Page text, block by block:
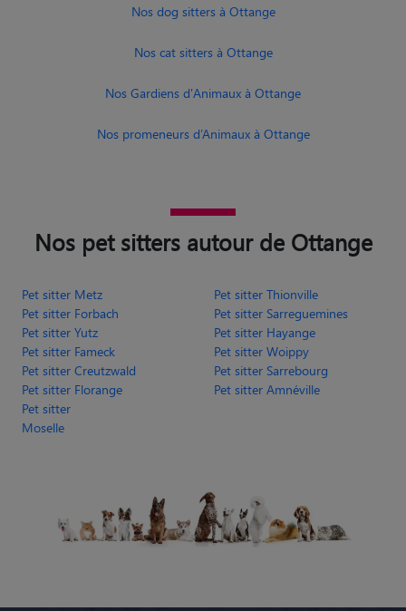
Nos dog sitters à Ottange
Nos cat sitters à Ottange
Nos Gardiens d'Animaux à Ottange
Nos promeneurs d’Animaux à Ottange
Nos pet sitters autour de Ottange
Pet sitter Metz
Pet sitter Thionville
Pet sitter Forbach
Pet sitter Sarreguemines
Pet sitter Yutz
Pet sitter Hayange
Pet sitter Fameck
Pet sitter Woippy
Pet sitter Creutzwald
Pet sitter Sarrebourg
Pet sitter Florange
Pet sitter Amnéville
Pet sitter
Moselle